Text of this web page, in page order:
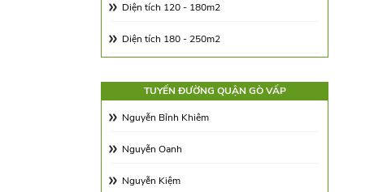
Diện tích 120 - 180m2
Diện tích 180 - 250m2
Diện tích 350 - 500m2
TUYẾN ĐƯỜNG QUẬN GÒ VẤP
Nguyễn Bỉnh Khiêm
Nguyễn Oanh
Nguyễn Kiệm